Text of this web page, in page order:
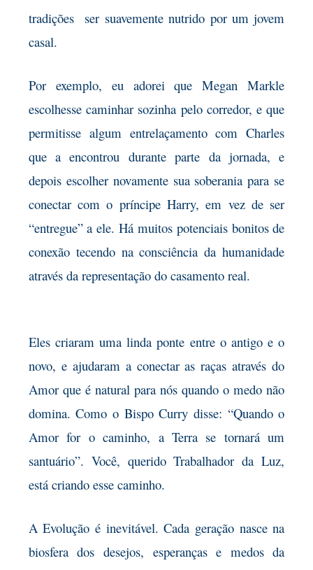
tradições ser suavemente nutrido por um jovem
casal.
Por exemplo, eu adorei que Megan Markle
escolhesse caminhar sozinha pelo corredor, e que
permitisse algum entrelaçamento com Charles
que a encontrou durante parte da jornada, e
depois escolher novamente sua soberania para se
conectar com o príncipe Harry, em vez de ser
“entregue” a ele. Há muitos potenciais bonitos de
conexão tecendo na consciência da humanidade
através da representação do casamento real.
Eles criaram uma linda ponte entre o antigo e o
novo, e ajudaram a conectar as raças através do
Amor que é natural para nós quando o medo não
domina. Como o Bispo Curry disse: “Quando o
Amor for o caminho, a Terra se tornará um
santuário”. Você, querido Trabalhador da Luz,
está criando esse caminho.
A Evolução é inevitável. Cada geração nasce na
biosfera dos desejos, esperanças e medos da